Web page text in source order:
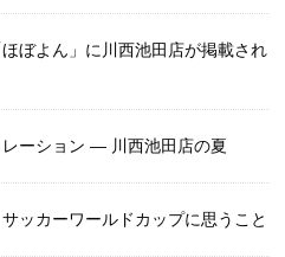
ぼよん」に川西池田店が掲載され
ーション ― 川西池田店の夏
ッカーワールドカップに思うこと